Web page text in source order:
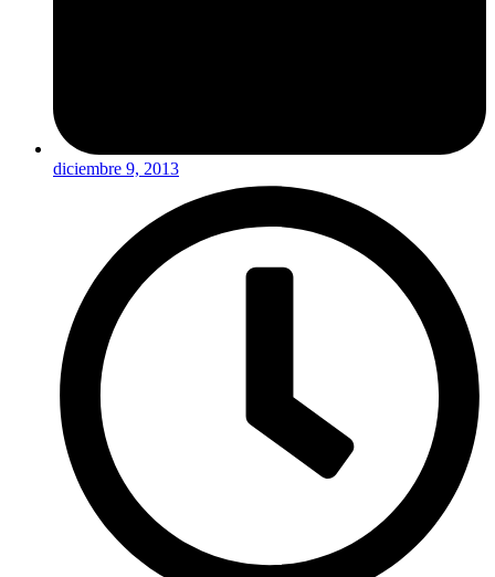
diciembre 9, 2013